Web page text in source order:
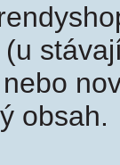
obsah.